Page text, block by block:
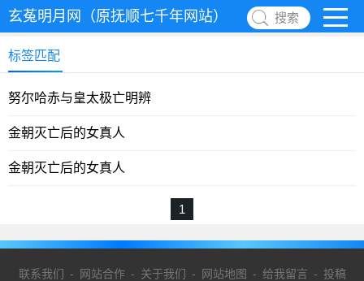
玄菟明月网（原抚顺七千年网站） 搜索
标签匹配
努尔哈赤与皇太极亡明辨
金朝灭亡后的女真人
金朝灭亡后的女真人
1
联系我们 - 网站合作- 关于我们 - 网站地图 - 给我留言 - 投稿